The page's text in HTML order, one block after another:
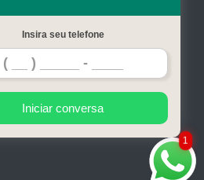
Serviços
Contato
Mapa do site
1
Insira seu telefone
Iniciar conversa